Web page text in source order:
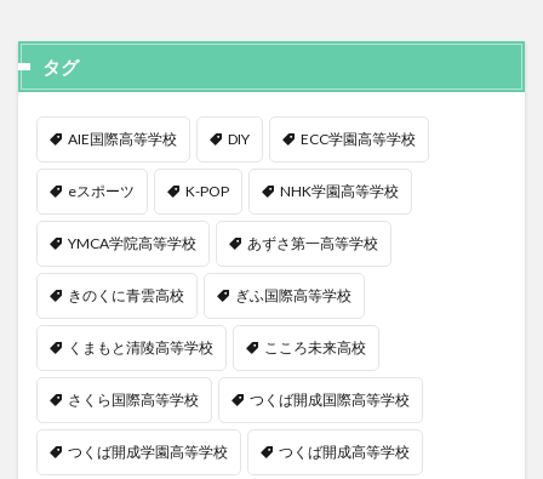
タグ
AIE国際高等学校 DIY ECC学園高等学校
eスポーツ K-POP NHK学園高等学校
YMCA学院高等学校 あずさ第一高等学校
きのくに青雲高校 ぎふ国際高等学校
くまもと清陵高等学校 こころ未来高校
さくら国際高等学校 つくば開成国際高等学校
つくば開成学園高等学校 つくば開成高等学校